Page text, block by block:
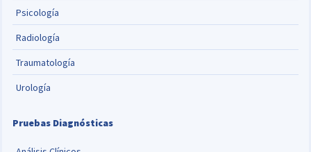
Psicología
Radiología
Traumatología
Urología
Pruebas Diagnósticas